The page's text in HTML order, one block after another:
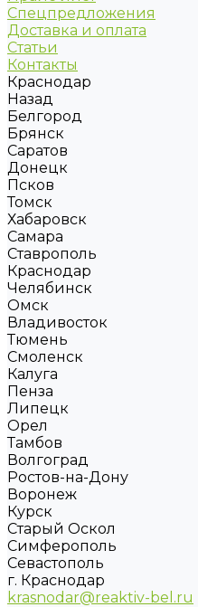
Спецпредложения
Доставка и оплата
Статьи
Контакты
Краснодар
Назад
Белгород
Брянск
Саратов
Донецк
Псков
Томск
Хабаровск
Самара
Ставрополь
Краснодар
Челябинск
Омск
Владивосток
Тюмень
Смоленск
Калуга
Пенза
Липецк
Орел
Тамбов
Волгоград
Ростов-на-Дону
Воронеж
Курск
Старый Оскол
Симферополь
Севастополь
г. Краснодар
krasnodar@reaktiv-bel.ru